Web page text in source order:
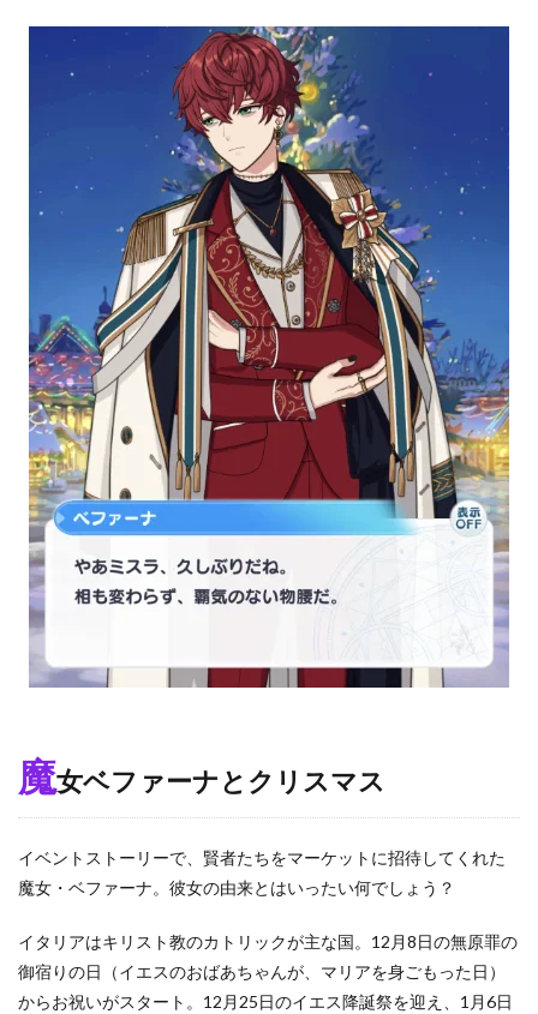
魔女ベファーナとクリスマス
イベントストーリーで、賢者たちをマーケットに招待してくれた
魔女・ベファーナ。彼女の由来とはいったい何でしょう？
イタリアはキリスト教のカトリックが主な国。12月8日の無原罪の
御宿りの日（イエスのおばあちゃんが、マリアを身ごもった日）
からお祝いがスタート。12月25日のイエス降誕祭を迎え、1月6日